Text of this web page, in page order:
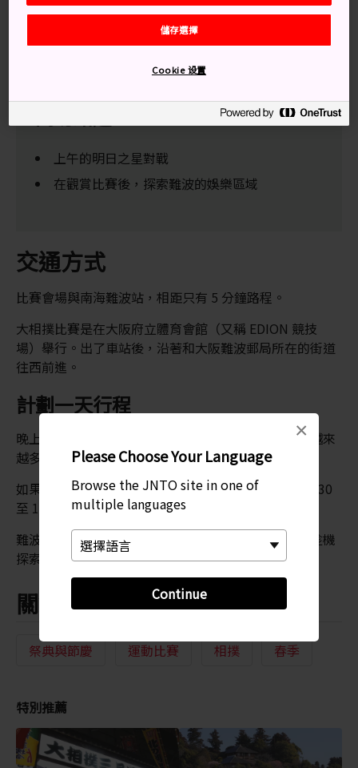
Please Choose Your Language
Browse the JNTO site in one of
multiple languages
Continue
×
幸運的話，或許會看到力士在賽後換上浴衣，到難波熱鬧
大街四處閒逛的景象。
上午的明日之星對戰
在觀賞比賽後，探索難波的娛樂區域
交通方式
比賽會場與南海難波站，相距只有 5 分鐘路程。
大相撲比賽是在大阪府立體育會館（又稱 EDION 競技
場）舉行。出了車站後，沿著和大阪難波郵局所在的街道
往西前進。
計劃一天行程
晚上是比賽的高潮，這亦代表隨著傍晚漸近，就會有越來
越多人湧進競技場。
如果時間有限，可以選擇在 15:00 左右到達，觀看 15:30
至 18:00 進行的高階組賽事。
難波是大阪的娛樂中心，在觀賞完相撲比賽後，記得趁機
探索周邊地區，享用各種美食、好酒。
關鍵字
祭典與節慶 運動比賽 相撲 春季
特別推薦
儲存選擇
Cookie 设置